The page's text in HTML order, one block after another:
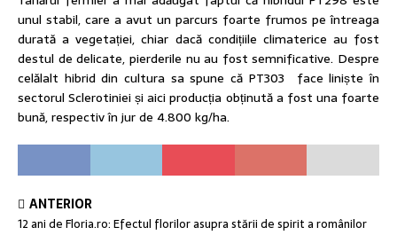
unul stabil, care a avut un parcurs foarte frumos pe întreaga
durată a vegetației, chiar dacă condițiile climaterice au fost
destul de delicate, pierderile nu au fost semnificative. Despre
celălalt hibrid din cultura sa spune că PT303 face liniște în
sectorul Sclerotiniei și aici producția obținută a fost una foarte
bună, respectiv în jur de 4.800 kg/ha.
ANTERIOR
12 ani de Floria.ro: Efectul florilor asupra stării de spirit a românilor